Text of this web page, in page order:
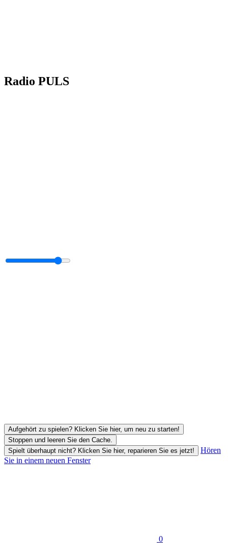
Radio PULS
Aufgehört zu spielen? Klicken Sie hier, um neu zu starten!
Stoppen und leeren Sie den Cache.
Spielt überhaupt nicht? Klicken Sie hier, reparieren Sie es jetzt!
Hören
Sie in einem neuen Fenster
0